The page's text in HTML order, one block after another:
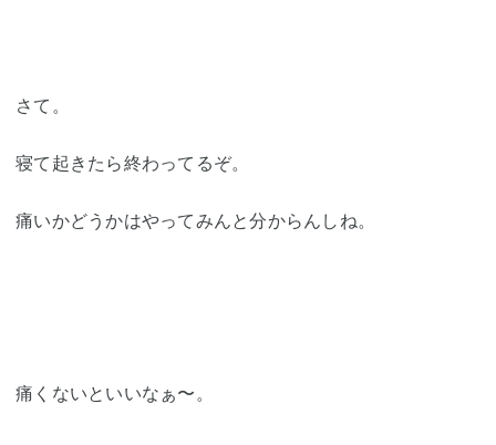
さて。
寝て起きたら終わってるぞ。
痛いかどうかはやってみんと分からんしね。
痛くないといいなぁ〜。